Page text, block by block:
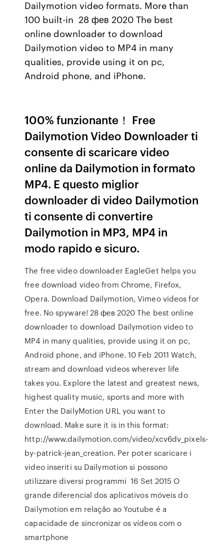
Dailymotion video formats. More than
100 built-in 28 фев 2020 The best
online downloader to download
Dailymotion video to MP4 in many
qualities, provide using it on pc,
Android phone, and iPhone.
100% funzionante！ Free
Dailymotion Video Downloader ti
consente di scaricare video
online da Dailymotion in formato
MP4. E questo miglior
downloader di video Dailymotion
ti consente di convertire
Dailymotion in MP3, MP4 in
modo rapido e sicuro.
The free video downloader EagleGet helps you
free download video from Chrome, Firefox,
Opera. Download Dailymotion, Vimeo videos for
free. No spyware! 28 фев 2020 The best online
downloader to download Dailymotion video to
MP4 in many qualities, provide using it on pc,
Android phone, and iPhone. 10 Feb 2011 Watch,
stream and download videos wherever life
takes you. Explore the latest and greatest news,
highest quality music, sports and more with
Enter the DailyMotion URL you want to
download. Make sure it is in this format:
http://www.dailymotion.com/video/xcv6dv_pixels-
by-patrick-jean_creation. Per poter scaricare i
video inseriti su Dailymotion si possono
utilizzare diversi programmi 16 Set 2015 O
grande diferencial dos aplicativos móveis do
Dailymotion em relação ao Youtube é a
capacidade de sincronizar os vídeos com o
smartphone